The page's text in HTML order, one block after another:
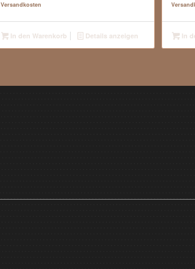
Versandkosten
In den Warenkorb Details anzeigen In